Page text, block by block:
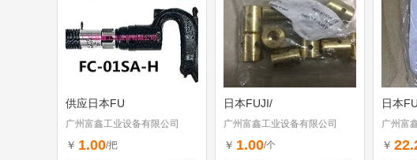
供应日本FU
广州富鑫工业设备有限公司
￥ 1.00/把
日本FUJI/
广州富鑫工业设备有限公司
￥ 1.00/个
日本
广州富
￥